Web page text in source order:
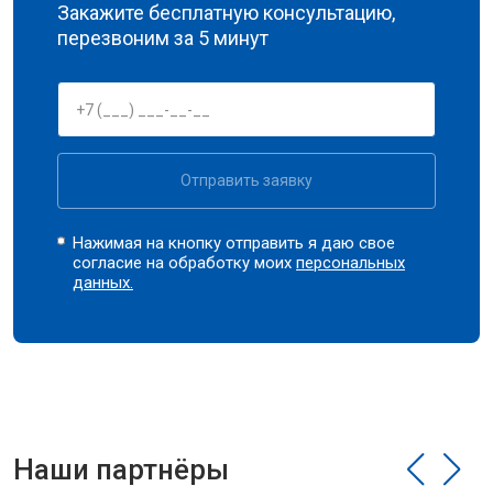
Закажите бесплатную консультацию,
перезвоним за 5 минут
Отправить заявку
Нажимая на кнопку отправить я даю свое
согласие на обработку моихперсональных
данных.
Наши партнёры